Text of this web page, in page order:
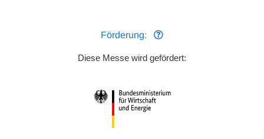
Förderung:
Diese Messe wird gefördert: